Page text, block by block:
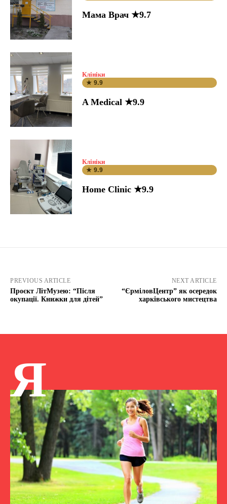
Мама Врач ★9.7
Клініки
★ 9.9
A Medical ★9.9
Клініки
★ 9.9
Home Clinic ★9.9
PREVIOUS ARTICLE
Проєкт ЛітМузею: “Після
окупації. Книжки для дітей”
NEXT ARTICLE
“ЄрміловЦентр” як осередок
харківського мистецтва
Я